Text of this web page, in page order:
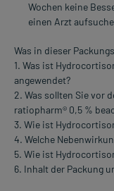
Wochen keine
einen Arzt
Was in dieser
1. Was ist
angewendet?
2. Was sollten Sie vor
ratiopharm® 0,5 %
3. Wie ist
4. Welche
5. Wie ist
6. Inhalt der Packung